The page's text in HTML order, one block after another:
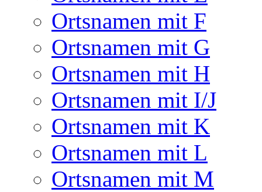
Ortsnamen mit F
Ortsnamen mit G
Ortsnamen mit H
Ortsnamen mit I/J
Ortsnamen mit K
Ortsnamen mit L
Ortsnamen mit M